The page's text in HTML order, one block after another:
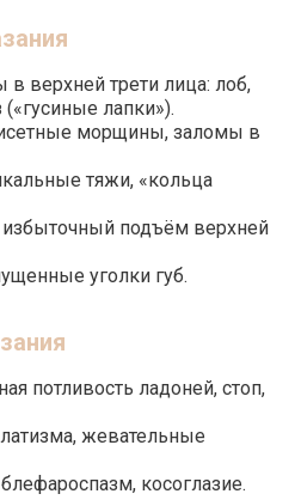
верхней трети лица: лоб,
лапки»).
морщины, заломы в
тяжи, «кольца
избыточный подъём верхней
уголки губ.
потливость ладоней, стоп,
жевательные
косоглазие.
и
а филлеры на
заломы
разных уровнях:
мышц),
(глубокие
для
напряжение
морщины, а
слои кожи,
подтягивая
эффект:
и лифтинг